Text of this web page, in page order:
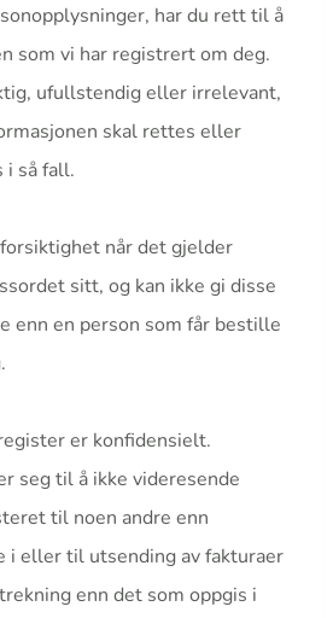
har du rett til å
som vi har registrert om deg.
ufullstendig eller irrelevant,
skal rettes eller
i så fall.
når det gjelder
sitt, og kan ikke gi disse
enn en person som får bestille
er konfidensielt.
seg til å ikke videresende
til noen andre enn
i eller til utsending av fakturaer
enn det som oppgis i